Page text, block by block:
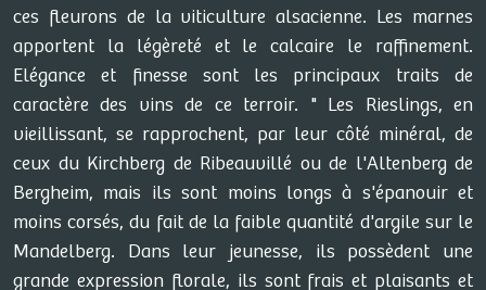
ces fleurons de la viticulture alsacienne. Les marnes
apportent la légèreté et le calcaire le raffinement.
Elégance et finesse sont les principaux traits de
caractère des vins de ce terroir. " Les Rieslings, en
vieillissant, se rapprochent, par leur côté minéral, de
ceux du Kirchberg de Ribeauvillé ou de l'Altenberg de
Bergheim, mais ils sont moins longs à s'épanouir et
moins corsés, du fait de la faible quantité d'argile sur le
Mandelberg. Dans leur jeunesse, ils possèdent une
grande expression florale, ils sont frais et plaisants et